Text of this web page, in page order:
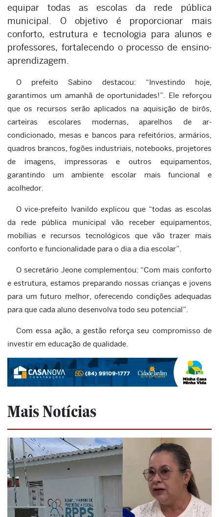
equipar todas as escolas da rede pública
municipal. O objetivo é proporcionar mais
conforto, estrutura e tecnologia para alunos e
professores, fortalecendo o processo de ensino-
aprendizagem.
O prefeito Sabino destacou: “Investindo hoje,
garantimos um amanhã de oportunidades!”. Ele reforçou
que os recursos serão aplicados na aquisição de birôs,
carteiras escolares modernas, aparelhos de ar-
condicionado, mesas e bancos para refeitórios, armários,
quadros brancos, fogões industriais, notebooks, projetores
de imagens, impressoras e outros equipamentos,
garantindo um ambiente escolar mais funcional e
acolhedor.
O vice-prefeito Ivanildo explicou que “todas as escolas
da rede pública municipal vão receber equipamentos,
mobílias e recursos tecnológicos que vão trazer mais
conforto e funcionalidade para o dia a dia escolar”.
O secretário Jeone complementou: “Com mais conforto
e estrutura, estamos preparando nossas crianças e jovens
para um futuro melhor, oferecendo condições adequadas
para que cada aluno desenvolva todo seu potencial”.
Com essa ação, a gestão reforça seu compromisso de
investir em educação de qualidade.
Mais Notícias